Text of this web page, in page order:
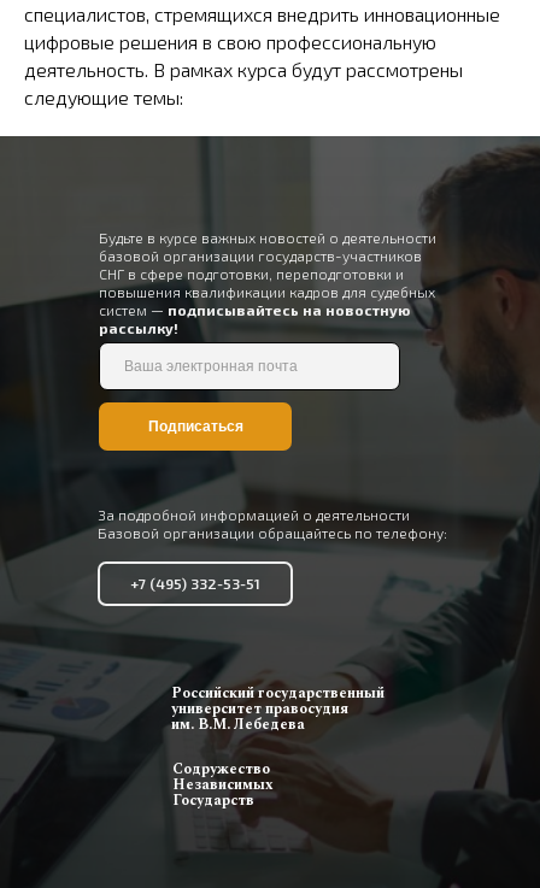
специалистов, стремящихся внедрить инновационные
цифровые решения в свою профессиональную
деятельность. В рамках курса будут рассмотрены
следующие темы:
Подписаться
Будьте в курсе важных новостей о деятельности
базовой организации государств-участников
СНГ в сфере подготовки, переподготовки и
повышения квалификации кадров для судебных
систем — подписывайтесь на новостную
рассылку!
Содружество
Независимых
Государств
Российский государственный
университет правосудия
им. В.М. Лебедева
За подробной информацией о деятельности
Базовой организации обращайтесь по телефону:
+7 (495) 332-53-51